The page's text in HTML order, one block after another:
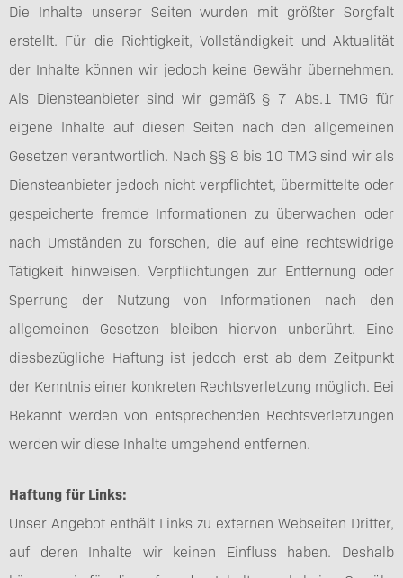
Die Inhalte unserer Seiten wurden mit größter Sorgfalt
erstellt. Für die Richtigkeit, Vollständigkeit und Aktualität
der Inhalte können wir jedoch keine Gewähr übernehmen.
Als Diensteanbieter sind wir gemäß § 7 Abs.1 TMG für
eigene Inhalte auf diesen Seiten nach den allgemeinen
Gesetzen verantwortlich. Nach §§ 8 bis 10 TMG sind wir als
Diensteanbieter jedoch nicht verpflichtet, übermittelte oder
gespeicherte fremde Informationen zu überwachen oder
nach Umständen zu forschen, die auf eine rechtswidrige
Tätigkeit hinweisen. Verpflichtungen zur Entfernung oder
Sperrung der Nutzung von Informationen nach den
allgemeinen Gesetzen bleiben hiervon unberührt. Eine
diesbezügliche Haftung ist jedoch erst ab dem Zeitpunkt
der Kenntnis einer konkreten Rechtsverletzung möglich. Bei
Bekannt werden von entsprechenden Rechtsverletzungen
werden wir diese Inhalte umgehend entfernen.
Haftung für Links:
Unser Angebot enthält Links zu externen Webseiten Dritter,
auf deren Inhalte wir keinen Einfluss haben. Deshalb